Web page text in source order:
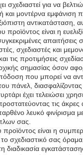
σχεδιαστεί για να
μοντέρνα εμφάνιση
αντικατάσταση,
είναι η
απαιτήσεις
σχεδιαστές και
τις προτιμήσεις
σημασίας όσον
που μπορεί να
πάνελ,
έχει τελειώσει
προστατεύοντας τις
παρθένο λευκό
σας.
είναι η
το σχεδιαστικό σας